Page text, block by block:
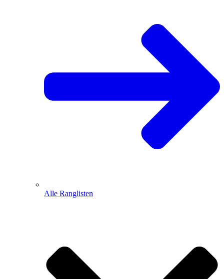
Alle Ranglisten